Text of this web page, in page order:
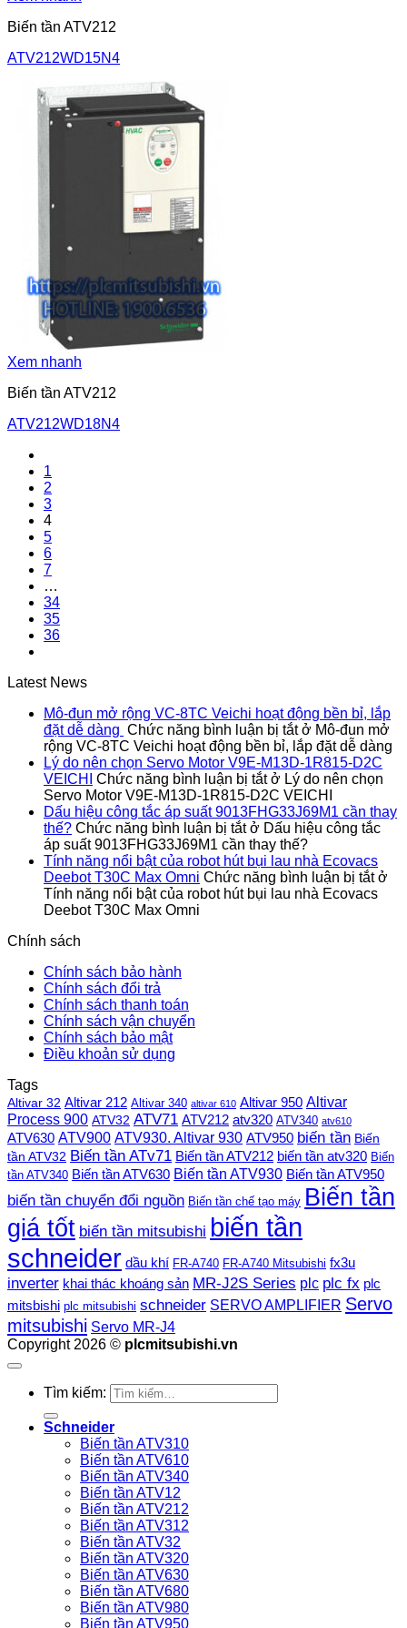
Biến tần ATV212
ATV212WD15N4
Xem nhanh
Biến tần ATV212
ATV212WD18N4
1
2
3
4
5
6
7
…
34
35
36
Latest News
Mô-đun mở rộng VC-8TC Veichi hoạt động bền bỉ, lắp
đặt dễ dàng Chức năng bình luận bị tắtở Mô-đun mở
rộng VC-8TC Veichi hoạt động bền bỉ, lắp đặt dễ dàng
Lý do nên chọn Servo Motor V9E-M13D-1R815-D2C
VEICHI
Chức năng bình luận bị tắtở Lý do nên chọn
Servo Motor V9E-M13D-1R815-D2C VEICHI
Dấu hiệu công tắc áp suất 9013FHG33J69M1 cần thay
thế? Chức năng bình luận bị tắtở Dấu hiệu công tắc
áp suất 9013FHG33J69M1 cần thay thế?
Tính năng nổi bật của robot hút bụi lau nhà Ecovacs
Deebot T30C Max Omni Chức năng bình luận bị tắtở
Tính năng nổi bật của robot hút bụi lau nhà Ecovacs
Deebot T30C Max Omni
Chính sách
Chính sách bảo hành
Chính sách đổi trả
Chính sách thanh toán
Chính sách vận chuyển
Chính sách bảo mật
Điều khoản sử dụng
Tags
Altivar 32 Altivar 212 Altivar 340 altivar 610 Altivar 950 Altivar
Process 900 ATV32 ATV71 ATV212 atv320 ATV340 atv610
ATV630 ATV900 ATV930. Altivar 930 ATV950 biến tần Biến
tần ATV32 Biến tần ATv71 Biến tần ATV212 biến tần atv320 Biến
tần ATV340 Biến tần ATV630 Biến tần ATV930 Biến tần ATV950
biến tần chuyển đổi nguồn Biến tần chế tạo máy Biến tần
giá tốt biến tần mitsubishi biến tần
schneider dầu khí FR-A740 FR-A740 Mitsubishi fx3u
inverter khai thác khoáng sản MR-J2S Series plc plc fx plc
mitsbishi plc mitsubishi schneider SERVO AMPLIFIER Servo
mitsubishi Servo MR-J4
Copyright 2026 © plcmitsubishi.vn
Tìm kiếm:
Schneider
Biến tần ATV310
Biến tần ATV610
Biến tần ATV340
Biến tần ATV12
Biến tần ATV212
Biến tần ATV312
Biến tần ATV32
Biến tần ATV320
Biến tần ATV630
Biến tần ATV680
Biến tần ATV980
Biến tần ATV950